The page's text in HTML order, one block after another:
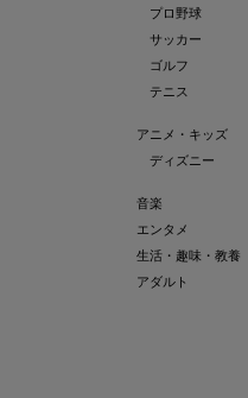
プロ野球
サッカー
ゴルフ
テニス
アニメ・キッズ
ディズニー
音楽
エンタメ
生活・趣味・教養
アダルト